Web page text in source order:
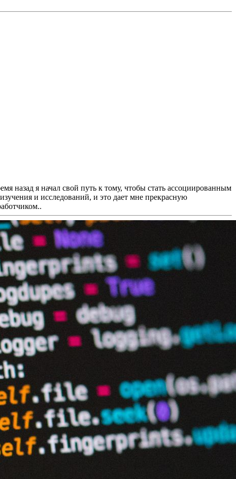
назад я начал свой путь к тому, чтобы стать ассоциированным
и исследований, и это дает мне прекрасную